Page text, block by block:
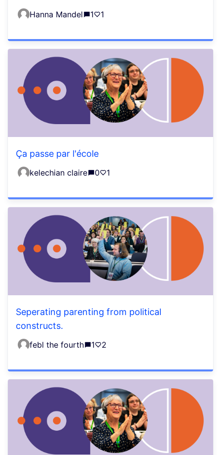
Hanna Mandel 1 1
Ça passe par l'école
kelechian claire 0 1
Seperating parenting from political
constructs.
febl the fourth 1 2